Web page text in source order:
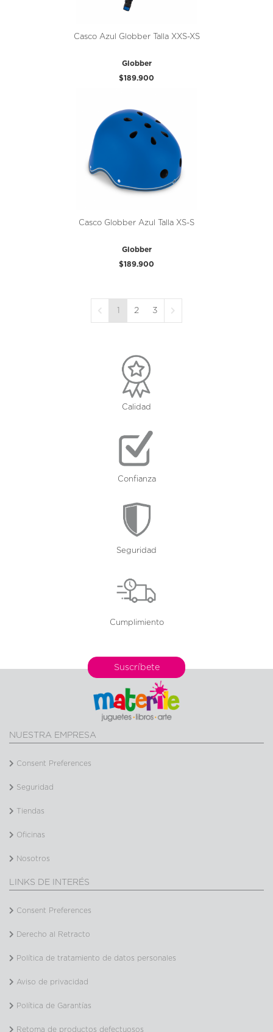
Casco Azul Globber Talla XXS-XS
Globber
$189.900
Casco Globber Azul Talla XS-S
Globber
$189.900
1 2 3
Calidad
Confianza
Seguridad
Cumplimiento
Suscríbete
NUESTRA EMPRESA
Consent Preferences
Seguridad
Tiendas
Oficinas
Nosotros
LINKS DE INTERÉS
Consent Preferences
Derecho al Retracto
Política de tratamiento de datos personales
Aviso de privacidad
Política de Garantías
Retoma de productos defectuosos